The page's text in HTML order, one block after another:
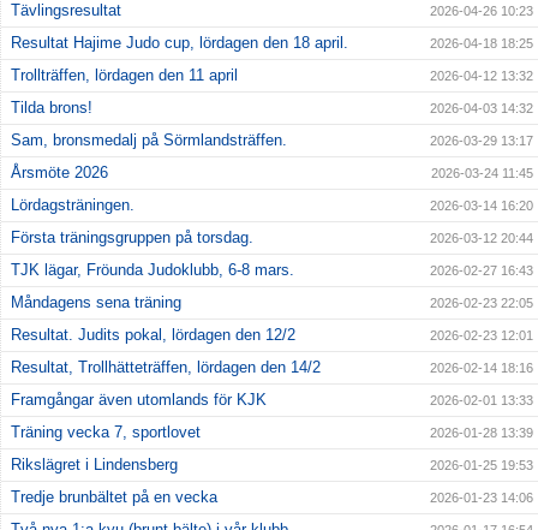
Tävlingsresultat 2026-04-26 10:23
Resultat Hajime Judo cup, lördagen den 18 april. 2026-04-18 18:25
Trollträffen, lördagen den 11 april 2026-04-12 13:32
Tilda brons! 2026-04-03 14:32
Sam, bronsmedalj på Sörmlandsträffen. 2026-03-29 13:17
Årsmöte 2026 2026-03-24 11:45
Lördagsträningen. 2026-03-14 16:20
Första träningsgruppen på torsdag. 2026-03-12 20:44
TJK lägar, Fröunda Judoklubb, 6-8 mars. 2026-02-27 16:43
Måndagens sena träning 2026-02-23 22:05
Resultat. Judits pokal, lördagen den 12/2 2026-02-23 12:01
Resultat, Trollhätteträffen, lördagen den 14/2 2026-02-14 18:16
Framgångar även utomlands för KJK 2026-02-01 13:33
Träning vecka 7, sportlovet 2026-01-28 13:39
Rikslägret i Lindensberg 2026-01-25 19:53
Tredje brunbältet på en vecka 2026-01-23 14:06